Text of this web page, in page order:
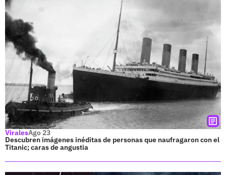
ViralesAgo 23
Descubren imágenes inéditas de personas que naufragaron con el
Titanic; caras de angustia